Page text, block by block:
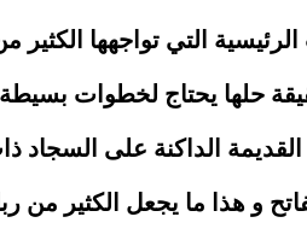
التي تواجهها
حلها يحتاج لخطوات
الداكنة على السجاد
و هذا ما يجعل الكثير من